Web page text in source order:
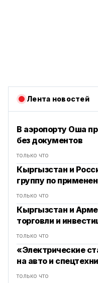
Лента новостей
В аэропорту Оша
без документов
только что
Кыргызстан и
группу по
только что
Кыргызстан и
торговли и
только что
«Электрические
на авто и
только что